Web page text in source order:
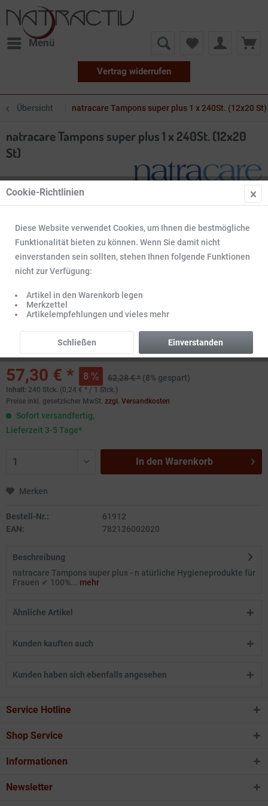
Menü
Vertrag widerrufen
Übersicht natracare Tampons super plus 1 x 240St. (12x20 St)
natracare Tampons super plus 1 x 240St. (12x20
St)
57,30 € * 8 62,28 € * (8% gespart)
Inhalt: 240 Stck. (0,24 € * / 1 Stck.)
Preise inkl. gesetzlicher MwSt. zzgl. Versandkosten
Sofort versandfertig,
Lieferzeit 3-5 Tage*
In den Warenkorb
Merken
Bestell-Nr.:
61912
EAN:
782126002020
Beschreibung
natracare Tampons super plus - n atürliche Hygieneprodukte für
Frauen ✔ 100%... mehr
Ähnliche Artikel
Kunden kauften auch
Kunden haben sich ebenfalls angesehen
Service Hotline
Shop Service
Informationen
Newsletter
Cookie-Richtlinien
Diese Website verwendet Cookies, um Ihnen die bestmögliche
Funktionalität bieten zu können. Wenn Sie damit nicht
einverstanden sein sollten, stehen Ihnen folgende Funktionen
nicht zur Verfügung:
Artikel in den Warenkorb legen
Merkzettel
Artikelempfehlungen und vieles mehr
Einverstanden
Schließen